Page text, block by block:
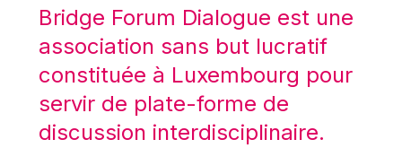
Mario Centeno
Mario Monti
Maroš ŠEFČOVIČ
Martin Bailey
Martine Reicherts
Bridge Forum Dialogue est une
association sans but lucratif
constituée à Luxembourg pour
servir de plate-forme de
discussion interdisciplinaire.